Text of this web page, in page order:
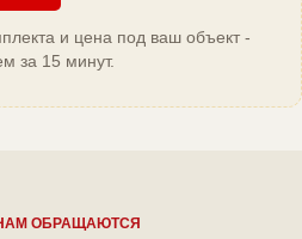
и цена под ваш объект -
за 15 минут.
ОБРАЩАЮТСЯ